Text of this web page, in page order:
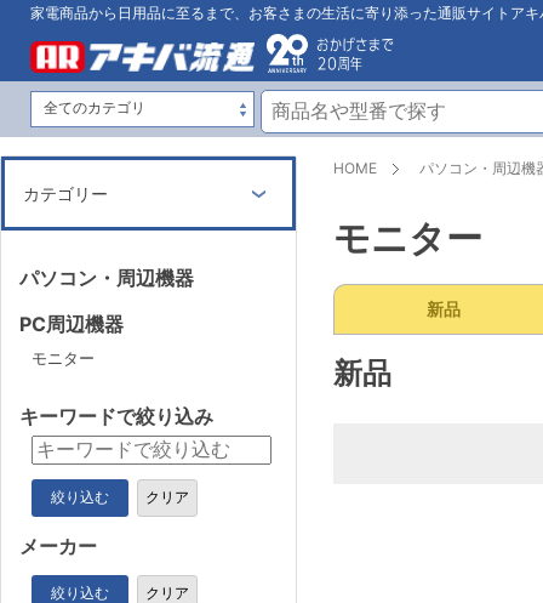
家電商品から日用品に至るまで、お客さまの生活に寄り添った通販サイトアキ
HOME パソコン・周辺機
モニター
新品
新品
カテゴリー
パソコン・周辺機器
PC周辺機器
モニター
キーワードで絞り込み
絞り込む クリア
メーカー
絞り込む クリア